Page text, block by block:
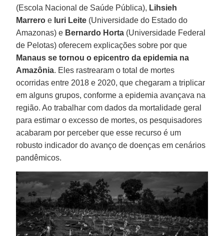
(Escola Nacional de Saúde Pública), Lihsieh
Marrero e Iuri Leite (Universidade do Estado do
Amazonas) e Bernardo Horta (Universidade Federal
de Pelotas) oferecem explicações sobre por que
Manaus se tornou o epicentro da epidemia na
Amazônia. Eles rastrearam o total de mortes
ocorridas entre 2018 e 2020, que chegaram a triplicar
em alguns grupos, conforme a epidemia avançava na
região. Ao trabalhar com dados da mortalidade geral
para estimar o excesso de mortes, os pesquisadores
acabaram por perceber que esse recurso é um
robusto indicador do avanço de doenças em cenários
pandêmicos.